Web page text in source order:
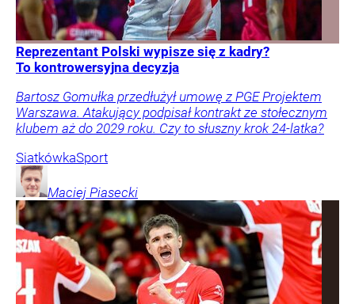
Reprezentant Polski wypisze się z kadry?
To kontrowersyjna decyzja
Bartosz Gomułka przedłużył umowę z PGE Projektem
Warszawa. Atakujący podpisał kontrakt ze stołecznym
klubem aż do 2029 roku. Czy to słuszny krok 24-latka?
SiatkówkaSport
Maciej Piasecki